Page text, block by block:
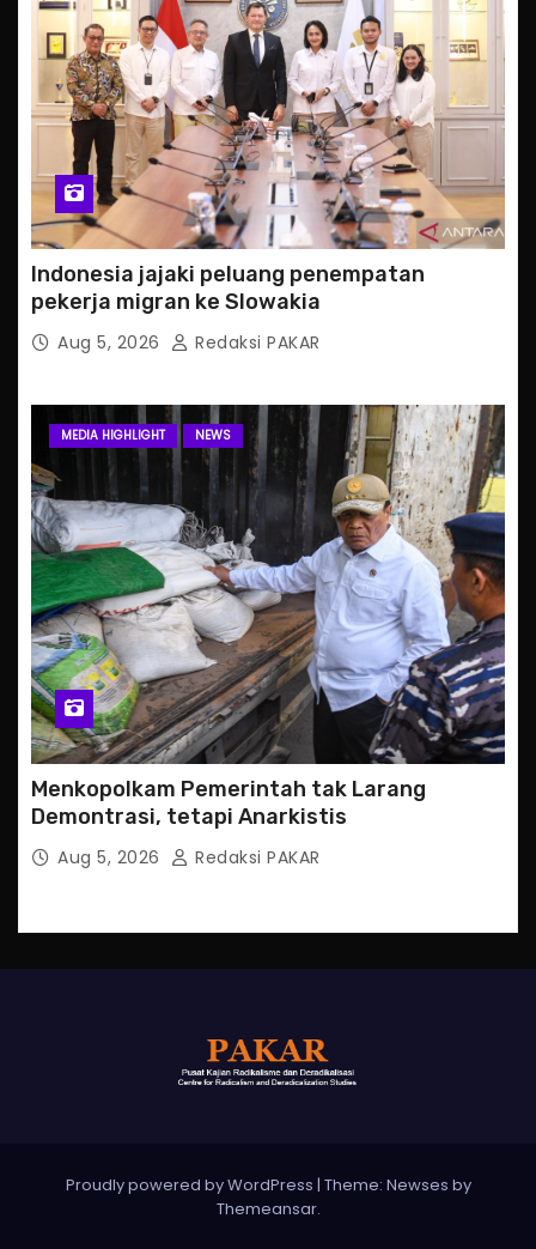
Indonesia jajaki peluang penempatan
pekerja migran ke Slowakia
Aug 5, 2026 Redaksi PAKAR
MEDIA HIGHLIGHT NEWS
Menkopolkam Pemerintah tak Larang
Demontrasi, tetapi Anarkistis
Aug 5, 2026 Redaksi PAKAR
Proudly powered by WordPress | Theme: Newses by
Themeansar.